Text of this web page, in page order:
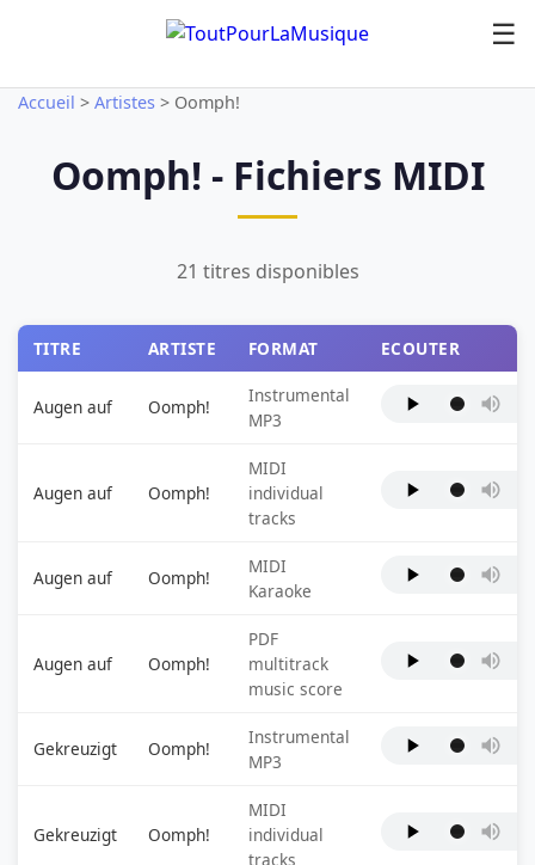
☰
Accueil > Artistes > Oomph!
Oomph! - Fichiers MIDI
21 titres disponibles
TITRE ARTISTE FORMAT ECOUTER
Augen auf Oomph!
Instrumental
MP3
Augen auf Oomph!
MIDI
individual
tracks
Augen auf Oomph!
MIDI
Karaoke
Augen auf Oomph!
PDF
multitrack
music score
Gekreuzigt Oomph!
Instrumental
MP3
Gekreuzigt Oomph!
MIDI
individual
tracks